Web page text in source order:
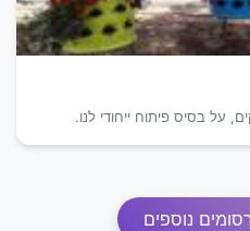
על בסיס פיתוח ייחודי לנו.
נוספים